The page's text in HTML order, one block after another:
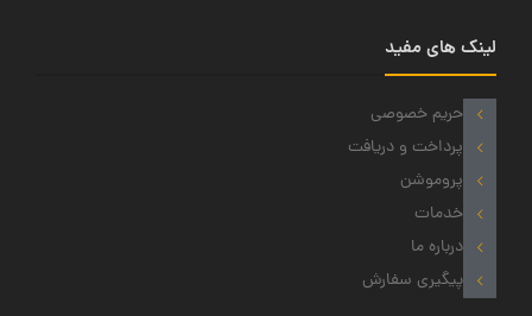
لینک های مفید
حریم خصوصی
پرداخت و دریافت
پروموشن
خدمات
درباره ما
پیگیری سفارش